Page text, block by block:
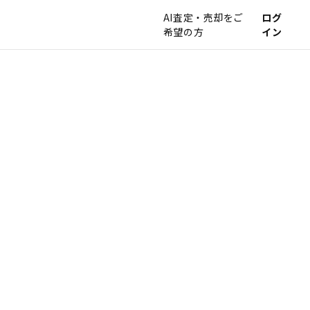
AI査定・売却をご
希望の方
ログ
イン